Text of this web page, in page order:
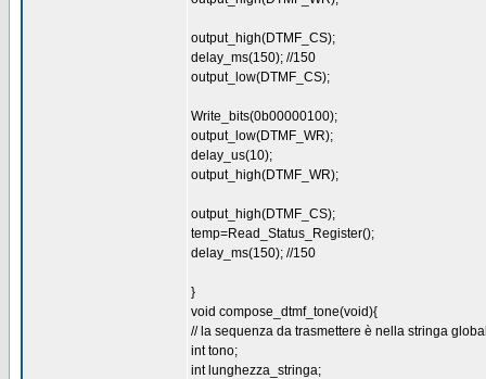
output_high(DTMF_CS);
delay_ms(150); //150
output_low(DTMF_CS);
Write_bits(0b00000100);
output_low(DTMF_WR);
delay_us(10);
output_high(DTMF_WR);
output_high(DTMF_CS);
temp=Read_Status_Register();
delay_ms(150); //150
}
void compose_dtmf_tone(void){
// la sequenza da trasmettere è nella stringa
int tono;
int lunghezza_stringa;